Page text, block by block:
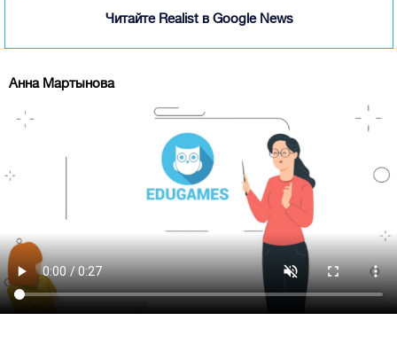
Читайте Realist в Google News
Анна Мартынова